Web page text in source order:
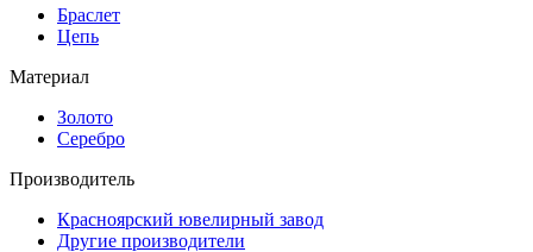
Браслет
Цепь
Материал
Золото
Серебро
Производитель
Красноярский ювелирный завод
Другие производители